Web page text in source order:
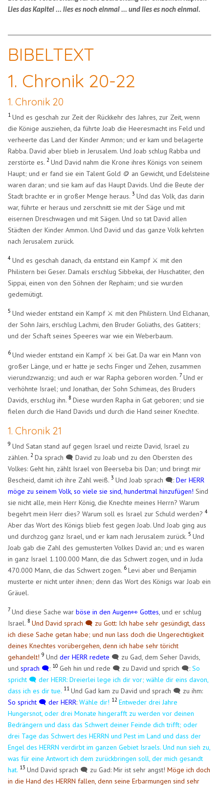
Lies das Kapitel ... lies es noch einmal ... und lies es noch einmal.
BIBELTEXT
1. Chronik 20-22
1. Chronik 20
1 Und es geschah zur Zeit der Rückkehr des Jahres, zur Zeit, wenn
die Könige ausziehen, da führte Joab die Heeresmacht ins Feld und
verheerte das Land der Kinder Ammon; und er kam und belagerte
Rabba. David aber blieb in Jerusalem. Und Joab schlug Rabba und
zerstörte es. 2 Und David nahm die Krone ihres Königs von seinem
Haupt; und er fand sie ein Talent Gold 🪙 an Gewicht, und Edelsteine
waren daran; und sie kam auf das Haupt Davids. Und die Beute der
Stadt brachte er in großer Menge heraus.3 Und das Volk, das darin
war, führte er heraus und zerschnitt sie mit der Säge und mit
eisernen Dreschwagen und mit Sägen. Und so tat David allen
Städten der Kinder Ammon. Und David und das ganze Volk kehrten
nach Jerusalem zurück.
4 Und es geschah danach, da entstand ein Kampf ⚔️ mit den
Philistern bei Geser. Damals erschlug Sibbekai, der Huschatiter, den
Sippai, einen von den Söhnen der Rephaim; und sie wurden
gedemütigt.
5 Und wieder entstand ein Kampf ⚔️ mit den Philistern. Und Elchanan,
der Sohn Jairs, erschlug Lachmi, den Bruder Goliaths, des Gatiters;
und der Schaft seines Speeres war wie ein Weberbaum.
6 Und wieder entstand ein Kampf ⚔️ bei Gat. Da war ein Mann von
großer Länge, und er hatte je sechs Finger und Zehen, zusammen
vierundzwanzig; und auch er war Rapha geboren worden. 7 Und er
verhöhnte Israel; und Jonathan, der Sohn Schimeas, des Bruders
Davids, erschlug ihn. 8 Diese wurden Rapha in Gat geboren; und sie
fielen durch die Hand Davids und durch die Hand seiner Knechte.
1. Chronik 21
9 Und Satan stand auf gegen Israel und reizte David, Israel zu
zählen. 2 Da sprach 🗨️ David zu Joab und zu den Obersten des
Volkes: Geht hin, zählt Israel von Beerseba bis Dan; und bringt mir
Bescheid, damit ich ihre Zahl weiß.3 Und Joab sprach 🗨️:Der HERR
möge zu seinem Volk, so viele sie sind, hundertmal hinzufügen! Sind
sie nicht alle, mein Herr König, die Knechte meines Herrn? Warum
begehrt mein Herr dies? Warum soll es Israel zur Schuld werden?4
Aber das Wort des Königs blieb fest gegen Joab. Und Joab ging aus
und durchzog ganz Israel, und er kam nach Jerusalem zurück.5 Und
Joab gab die Zahl des gemusterten Volkes David an; und es waren
in ganz Israel 1.100.000 Mann, die das Schwert zogen, und in Juda
470.000 Mann, die das Schwert zogen. 6 Levi aber und Benjamin
musterte er nicht unter ihnen; denn das Wort des Königs war Joab ein
Gräuel.
7 Und diese Sache warböse in den Augen👀 Gottes , und er schlug
Israel. 8 Und David sprach 🗨️ zu Gott: Ich habe sehr gesündigt, dass
ich diese Sache getan habe; und nun lass doch die Ungerechtigkeit
deines Knechtes vorübergehen, denn ich habe sehr töricht
gehandelt!9 Undder HERR redete 🗨️ zu Gad, dem Seher Davids,
undsprach 🗨️: 10 Geh hin und rede 🗨️ zu David und sprich 🗨️:So
spricht 🗨️ der HERR: Dreierlei lege ich dir vor; wähle dir eins davon,
dass ich es dir tue. 11 Und Gad kam zu David und sprach 🗨️ zu ihm:
So spricht 🗨️ der HERR:Wähle dir! 12 Entweder drei Jahre
Hungersnot, oder drei Monate hingerafft zu werden vor deinen
Bedrängern und dass das Schwert deiner Feinde dich trifft; oder
drei Tage das Schwert des HERRN und Pest im Land und dass der
Engel des HERRN verdirbt im ganzen Gebiet Israels. Und nun sieh zu,
was für eine Antwort ich dem zurückbringen soll, der mich gesandt
hat. 13 Und David sprach 🗨️ zu Gad: Mir ist sehr angst!Möge ich doch
in die Hand des HERRN fallen, denn seine Erbarmungen sind sehr